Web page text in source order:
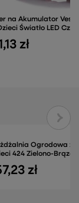
na Akumulator
Światło LED
zł
Ogrodowa z
424 Zielono-
zł